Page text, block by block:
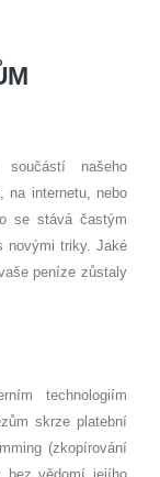
našeho
na internetu, nebo
se stává častým
novými triky. Jaké
peníze zůstaly
technologiím
skrze platební
(zkopírování